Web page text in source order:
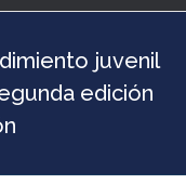
juvenil